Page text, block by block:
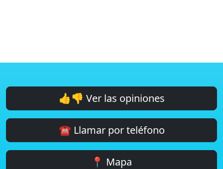
👍👎 Ver las opiniones
☎️ Llamar por teléfono
📍 Mapa